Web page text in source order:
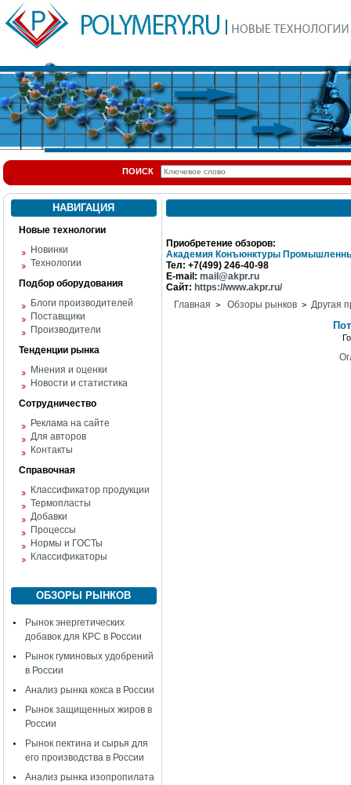
ПОИСК
НАВИГАЦИЯ
Новые технологии
Новинки
Технологии
Подбор оборудования
Блоги производителей
Поставщики
Производители
Тенденции рынка
Мнения и оценки
Новости и статистика
Сотрудничество
Реклама на сайте
Для авторов
Контакты
Справочная
Классификатор продукции
Термопласты
Добавки
Процессы
Нормы и ГОСТы
Классификаторы
ОБЗОРЫ РЫНКОВ
Рынок энергетических
добавок для КРС в России
Рынок гуминовых удобрений
в России
Анализ рынка кокса в России
Рынок защищенных жиров в
России
Рынок пектина и сырья для
его производства в России
Анализ рынка изопропилата
Приобретение обзоров:
Академия Конъюнктуры
Тел: +7(499) 246-40-98
E-mail: mail@akpr.ru
Сайт: https://www.akpr.ru/
Главная > Обзоры рынков > Другая